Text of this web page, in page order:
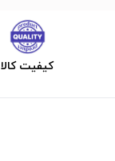
کیفیت کالا